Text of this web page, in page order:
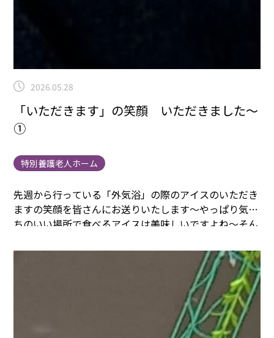
2026.05.28
「いただきます」の笑顔 いただきました～
①
特別養護老人ホーム
先週から行っている「外気浴」の際のアイスのいただき
ますの笑顔を皆さんにお送りいたします～やっぱり気持
ちのいい場所で食べるアイスは美味しいですよね～そん
ますね。行事委員会のみなさま、特にサービスマネージ
ャーのNさんと管理栄養士のNさん！ダブルNさん！み
んなを巻き込んで企画運営してくれてありがとうござい
笑顔たくさん見れてよかったです！ごちそうさま